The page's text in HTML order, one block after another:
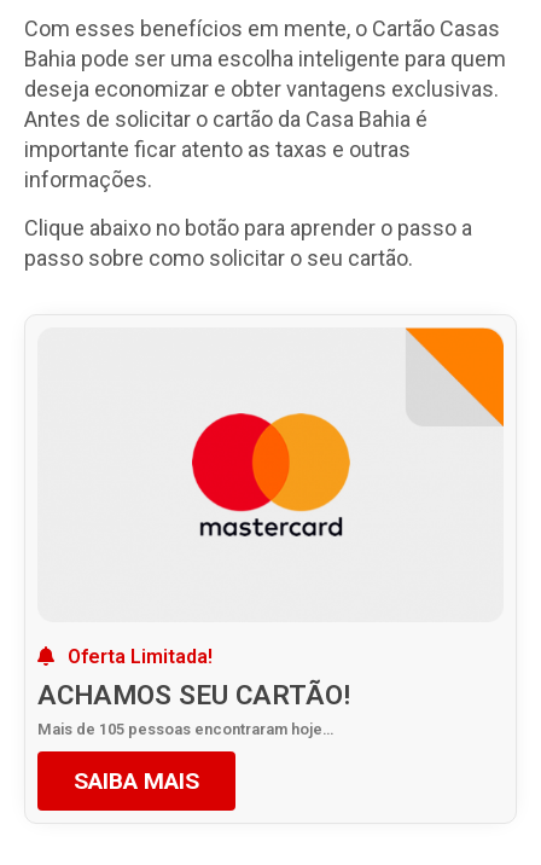
Com esses benefícios em mente, o Cartão Casas
Bahia pode ser uma escolha inteligente para quem
deseja economizar e obter vantagens exclusivas.
Antes de solicitar o cartão da Casa Bahia é
importante ficar atento as taxas e outras
informações.
Clique abaixo no botão para aprender o passo a
passo sobre como solicitar o seu cartão.
Oferta Limitada!
ACHAMOS SEU CARTÃO!
Mais de 105 pessoas encontraram hoje…
SAIBA MAIS